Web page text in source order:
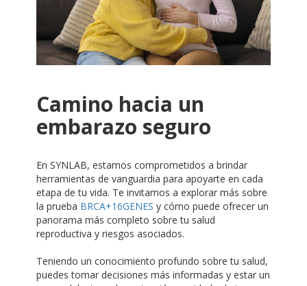
Camino hacia un
embarazo seguro
En SYNLAB, estamos comprometidos a brindar
herramientas de vanguardia para apoyarte en cada
etapa de tu vida. Te invitamos a explorar más sobre
la prueba BRCA+16GENES y cómo puede ofrecer un
panorama más completo sobre tu salud
reproductiva y riesgos asociados.
Teniendo un conocimiento profundo sobre tu salud,
puedes tomar decisiones más informadas y estar un